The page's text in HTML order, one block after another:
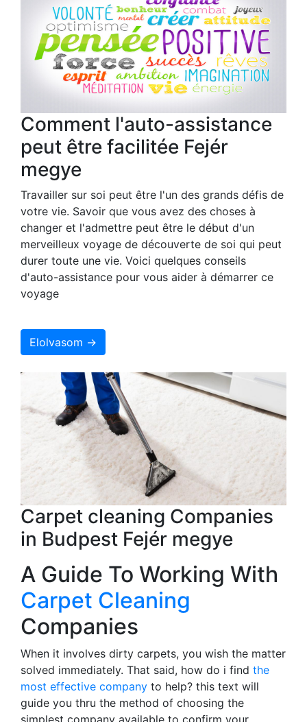
Comment l'auto-assistance
peut être facilitée Fejér
megye
Travailler sur soi peut être l'un des grands défis de
votre vie. Savoir que vous avez des choses à
changer et l'admettre peut être le début d'un
merveilleux voyage de découverte de soi qui peut
durer toute une vie. Voici quelques conseils
d'auto-assistance pour vous aider à démarrer ce
voyage
Elolvasom →
Carpet cleaning Companies
in Budpest Fejér megye
A Guide To Working With
Carpet Cleaning
Companies
When it involves dirty carpets, you wish the matter
solved immediately. That said, how do i find the
most effective company to help? this text will
guide you thru the method of choosing the
simplest company available to confirm your